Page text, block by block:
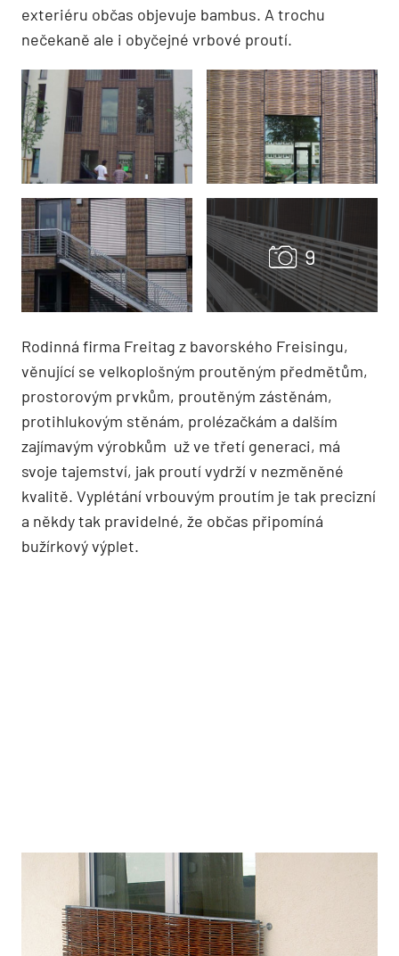
exteriéru občas objevuje bambus. A trochu
nečekaně ale i obyčejné vrbové proutí.
Rodinná firma Freitag z bavorského Freisingu,
věnující se velkoplošným proutěným předmětům,
prostorovým prvkům, proutěným zástěnám,
protihlukovým stěnám, prolézačkám a dalším
zajímavým výrobkům už ve třetí generaci, má
svoje tajemství, jak proutí vydrží v nezměněné
kvalitě. Vyplétání vrbouvým proutím je tak precizní
a někdy tak pravidelné, že občas připomíná
bužírkový výplet.